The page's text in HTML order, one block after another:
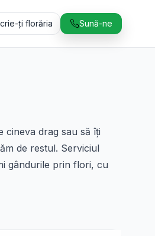
ți florăria Sună-ne
drag sau să îți
de restul. Serviciul
gândurile prin flori, cu